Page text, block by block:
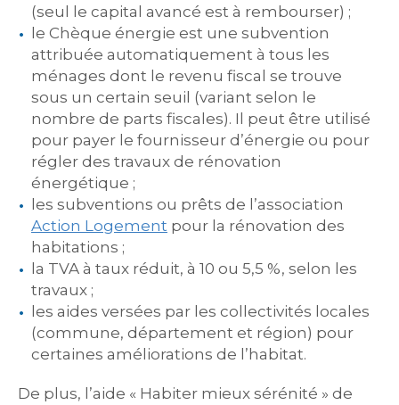
(seul le capital avancé est à rembourser) ;
le Chèque énergie est une subvention
attribuée automatiquement à tous les
ménages dont le revenu fiscal se trouve
sous un certain seuil (variant selon le
nombre de parts fiscales). Il peut être utilisé
pour payer le fournisseur d’énergie ou pour
régler des travaux de rénovation
énergétique ;
les subventions ou prêts de l’association
Action Logement pour la rénovation des
habitations ;
la TVA à taux réduit, à 10 ou 5,5 %, selon les
travaux ;
les aides versées par les collectivités locales
(commune, département et région) pour
certaines améliorations de l’habitat.
De plus, l’aide « Habiter mieux sérénité » de